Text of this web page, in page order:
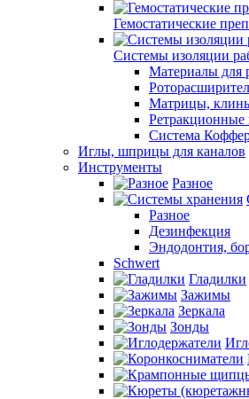
Гемостатические
Системы изоляции
Материалы для
Матрицы,
Ретракционные
Система
Иглы, шприцы для каналов
Инструменты
Разное
Разное
Дезинфекция
Эндодонтия,
Schwert
Гладилки
Зажимы
Зеркала
Зонды